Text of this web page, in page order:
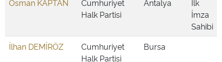
Osman KAPTAN
Cumhuriyet
Halk Partisi
Antalya
İlk
İmza
Sahibi
İlhan DEMİRÖZ
Cumhuriyet
Halk Partisi
Bursa